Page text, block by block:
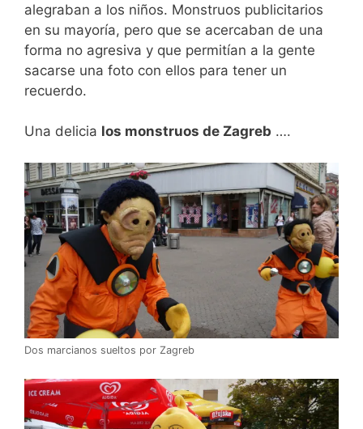
alegraban a los niños. Monstruos publicitarios
en su mayoría, pero que se acercaban de una
forma no agresiva y que permitían a la gente
sacarse una foto con ellos para tener un
recuerdo.
Una delicia los monstruos de Zagreb ….
Dos marcianos sueltos por Zagreb